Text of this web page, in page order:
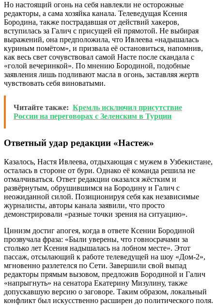
Но настоящий огонь на себя навлекли не осторожные
редакторы, а сама хозяйка канала. Телеведущая Ксения
Бородина, также пострадавшая от действий хакеров,
вступилась за Галич с присущей ей прямотой. Не выбирая
выражений, она предположила, что Ивлеева «надышалась
куриным помётом», и призвала её остановиться, напомнив,
как весь свет сочувствовал самой Насте после скандала с
«голой вечеринкой». По мнению Бородиной, подобные
заявления лишь подливают масла в огонь, заставляя жертв
чувствовать себя виноватыми.
Читайте также: Кремль исключил присутствие
России на переговорах с Зеленским в Турции
Ответный удар редакции «Настеж»
Казалось, Настя Ивлеева, отдыхающая с мужем в Узбекистане,
осталась в стороне от бури. Однако её команда решила не
отмалчиваться. Ответ редакции оказался жёстким и
развёрнутым, обрушившимся на Бородину и Галич с
неожиданной силой. Позиционируя себя как независимые
журналисты, авторы канала заявили, что просто
демонстрировали «разные точки зрения на ситуацию».
Цинизм достиг апогея, когда в ответе Ксении Бородиной
прозвучала фраза: «Были уверены, что говносрачами за
столько лет Ксения надышалась на лобном месте». Этот
пассаж, отсылающий к работе телеведущей на шоу «Дом-2»,
мгновенно разлетелся по Сети. Завершили свой выпад
редакторы прямым вызовом, предложив Бородиной и Галич
«напрыгнуть» на сенатора Екатерину Мизулину, также
допускавшую версию о заговоре. Таким образом, локальный
конфликт был искусственно расширен до политического поля.